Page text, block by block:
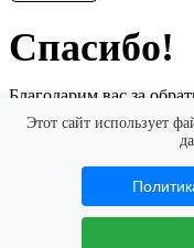
Спасибо!
Благодарим вас за
еще лучше.
Мы обязательно
необходимости,
Этот сайт использует